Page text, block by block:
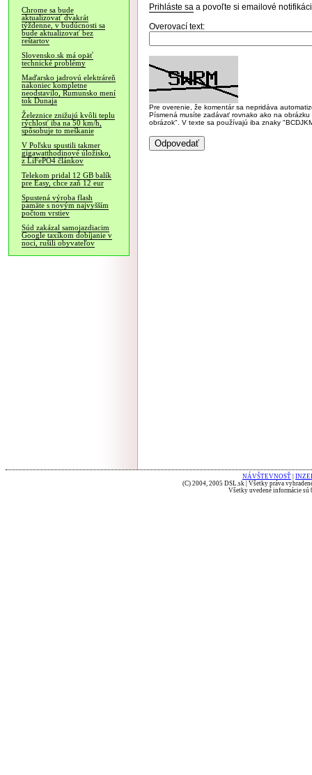
Chrome sa bude
aktualizovať dvakrát
týždenne, v budúcnosti sa
bude aktualizovať bez
reštartov
Slovensko.sk má opäť
technické problémy
Maďarsko jadrovú elektráreň
nakoniec kompletne
neodstavilo, Rumunsko mení
tok Dunaja
Železnice znižujú kvôli teplu
rýchlosť iba na 50 km/h,
spôsobuje to meškanie
V Poľsku spustili takmer
gigawatthodinové úložisko,
z LiFePO4 článkov
Telekom pridal 12 GB balík
pre Easy, chce zaň 12 eur
Spustená výroba flash
pamäte s novým najvyšším
počtom vrstiev
Súd zakázal samojazdiacim
Google taxíkom dobíjanie v
noci, rušili obyvateľov
Prihláste sa a povoľte si emailové
Overovací text:
Pre overenie, že komentár sa nepridáva
Písmená musíte zadávať rovnako ako na
obrázok". V texte sa používajú iba znaky
NÁVŠTEVNOSŤ
(C) 2004, 2005 DSL.sk | Všetky práva
Všetky uvedené informácie sú